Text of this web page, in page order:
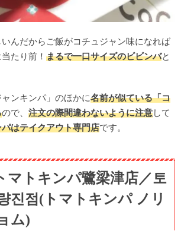
んだからご飯がコチュジャン味になれば
たり前！ まるで一口サイズのビビンバと
ンキンパ」のほかに名前が似ている「コ
ので、 注文の際間違わないように注意して
はテイクアウト専門店です。
マトキンパ鷺梁津店／토
진점(トマトキンパ ノリ
ム)